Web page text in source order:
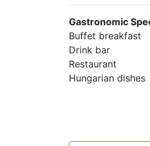
Gastronomic
Buffet breakfast
Drink bar
Restaurant
Hungarian dishes